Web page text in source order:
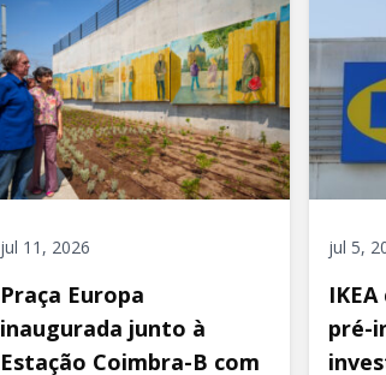
jul 11, 2026
Praça Europa
inaugurada junto à
Estação Coimbra-B com
jul 5,
pré-